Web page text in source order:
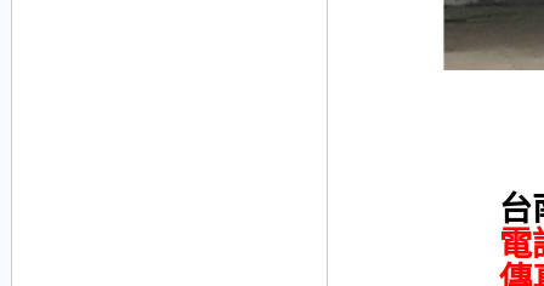
台
電